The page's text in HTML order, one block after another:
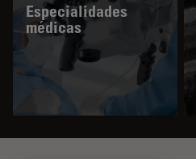
Especialidades
médicas